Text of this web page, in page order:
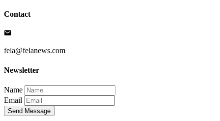
Contact
fela@felanews.com
Newsletter
Name
Email
Send Message